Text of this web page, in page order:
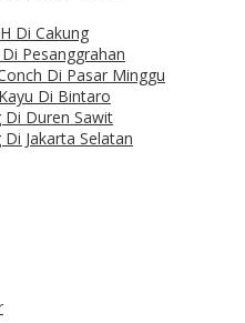
Di Cakung
Pesanggrahan
Di Pasar Minggu
Di Bintaro
Di Duren Sawit
Di Jakarta Selatan